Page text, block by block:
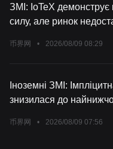
ЗМІ: IoTeX демонструє
силу, але ринок
币界网 • 2026/08/09 08:29
Іноземні ЗМІ:
знизилася до
币界网 • 2026/08/09 07:56